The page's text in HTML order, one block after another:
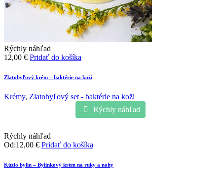
Rýchly náhľad
12,00 € Pridať do košíka
Zlatobyľový krém – baktérie na koži
Krémy, Zlatobyľový set - baktérie na koži
Rýchly náhľad
Rýchly náhľad
Od:12,00 € Pridať do košíka
Kúzlo bylín – Bylinkový krém na ruky a nohy